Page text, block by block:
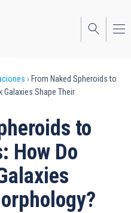
From Naked Spheroids to
Galaxies Shape Their
to
How Do